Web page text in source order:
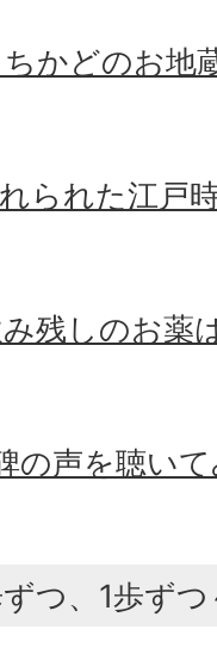
かどのお地
られた江戸
残しのお薬
の声を聴い
つ、1歩ず